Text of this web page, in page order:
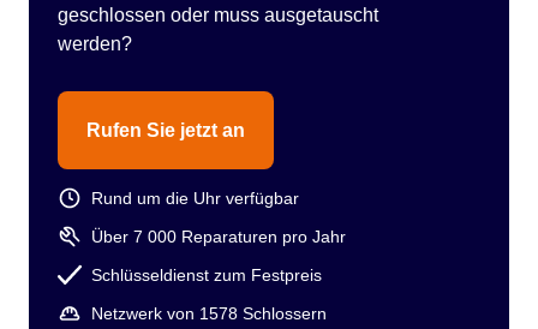
geschlossen oder muss ausgetauscht
werden?
Rufen Sie jetzt an
Rund um die Uhr verfügbar
Über 7 000 Reparaturen pro Jahr
Schlüsseldienst zum Festpreis
Netzwerk von 1578 Schlossern